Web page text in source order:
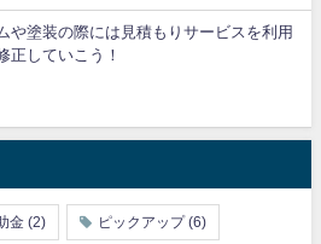
や塗装の際には見積もりサービスを利用
正していこう！
金 (2) ピックアップ (6)